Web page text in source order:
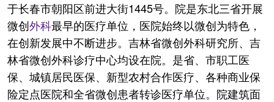
于长春市朝阳区前进大街1445号。院是东北三省开展
微创外科最早的医疗单位，医院始终以微创为特色，
在创新发展中不断进步。吉林省微创外科研究所、吉
林省微创外科诊疗中心均设在院。是省、市职工医
保、城镇居民医保、新型农村合作医疗、各种商业保
险定点医院和全省微创患者转诊医疗单位。院建筑面